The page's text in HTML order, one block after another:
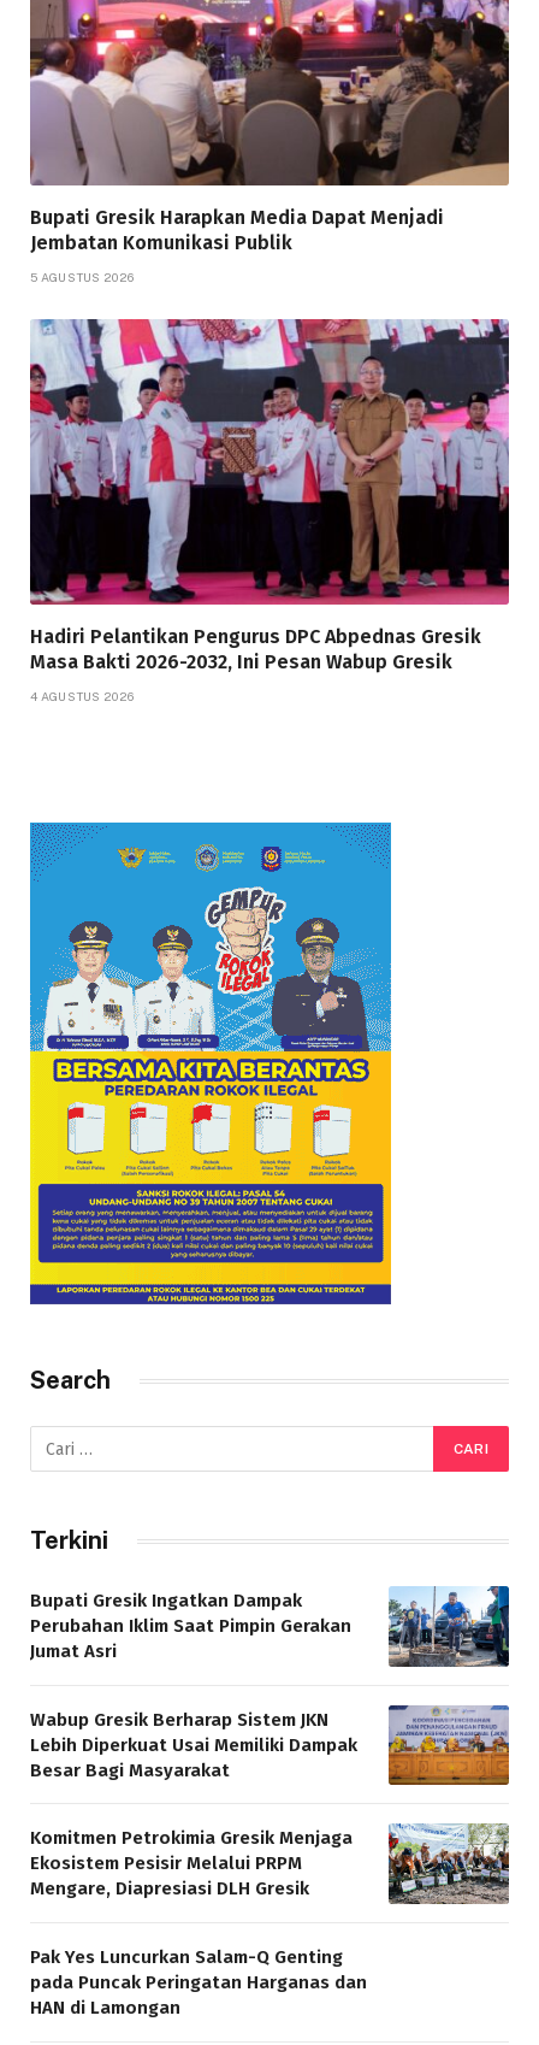
Bupati Gresik Harapkan Media Dapat Menjadi
Jembatan Komunikasi Publik
5 AGUSTUS 2026
Hadiri Pelantikan Pengurus DPC Abpednas Gresik
Masa Bakti 2026-2032, Ini Pesan Wabup Gresik
4 AGUSTUS 2026
Search
Terkini
Bupati Gresik Ingatkan Dampak
Perubahan Iklim Saat Pimpin Gerakan
Jumat Asri
Wabup Gresik Berharap Sistem JKN
Lebih Diperkuat Usai Memiliki Dampak
Besar Bagi Masyarakat
Komitmen Petrokimia Gresik Menjaga
Ekosistem Pesisir Melalui PRPM
Mengare, Diapresiasi DLH Gresik
Pak Yes Luncurkan Salam-Q Genting
pada Puncak Peringatan Harganas dan
HAN di Lamongan